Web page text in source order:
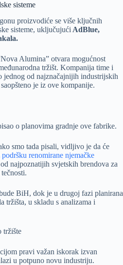
sisteme
proizvodiće se više ključnih
sisteme, uključujući AdBlue,
Alumina” otvara mogućnost
tržišt. Kompanija time i
jednog od najznačajnijih industrijskih
je iz ove kompanije.
o planovima gradnje ove fabrike.
smo tada pisali, vidljivo je da će
renomirane njemačke
najpoznatijih svjetskih brendova za
BiH, dok je u drugoj fazi planirana
tržišta, u skladu s analizama i
tržište
pravi važan iskorak izvan
u potpuno novu industriju.